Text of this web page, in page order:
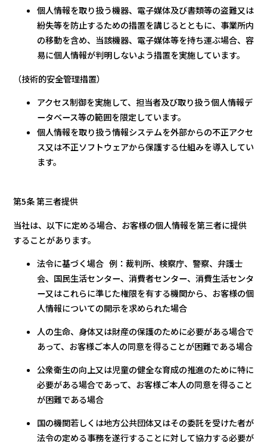
個人情報を取り扱う機器、電子媒体及び書類等の盗難又は
紛失等を防止するための措置を講じるとともに、事業所内
の移動を含め、当該機器、電子媒体等を持ち運ぶ場合、容
易に個人情報が判明しないよう措置を実施しています。
（技術的安全管理措置）
アクセス制御を実施して、担当者及び取り扱う個人情報デ
ータベース等の範囲を限定しています。
個人情報を取り扱う情報システムを外部からの不正アクセ
ス又は不正ソフトウェアから保護する仕組みを導入してい
ます。
第5条 第三者提供
当社は、以下に定める場合、お客様の個人情報を第三者に提供
することがあります。
法令に基づく場合 例：裁判所、検察庁、警察、弁護士
会、国民生活センター、消費者センター、消費生活センタ
ー又はこれらに準じた権限を有する機関から、お客様の個
人情報についての開示を求められた場合
人の生命、身体又は財産の保護のために必要がある場合で
あって、お客様ご本人の同意を得ることが困難である場合
公衆衛生の向上又は児童の健全な育成の推進のために特に
必要がある場合であって、お客様ご本人の同意を得ること
が困難である場合
国の機関若しくは地方公共団体又はその委託を受けた者が
法令の定める事務を遂行することに対して協力する必要が